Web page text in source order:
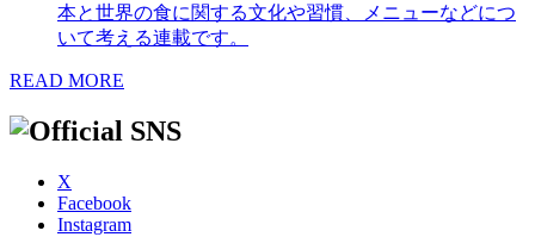
本と世界の食に関する文化や習慣、メニューなどにつ
いて考える連載です。
READ MORE
X
Facebook
Instagram